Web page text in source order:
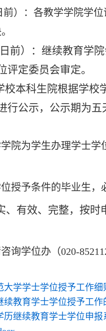
前）：各教学学院学
前）
：继续教育学
评定委员会审定。
校本科生院根据学校
行公示，公示期为
院为学生办理学士学
位授予条件的毕业生
、有效、完整，按
询学位办（020-
大学学士学位授予工作
续教育学士学位授予工作
历继续教育学士学位申